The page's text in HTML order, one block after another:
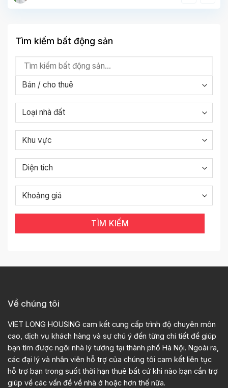
Tìm kiếm bất động sản
TÌM KIẾM
Về chúng tôi
VIET LONG HOUSING cam kết cung cấp trình độ chuyên môn
cao, dịch vụ khách hàng và sự chú ý đến từng chi tiết để giúp
bạn tìm được ngôi nhà lý tưởng tại thành phố Hà Nội. Ngoài ra,
các đại lý và nhân viên hỗ trợ của chúng tôi cam kết liên tục
hỗ trợ bạn trong suốt thời hạn thuê bất cứ khi nào bạn cần trợ
giúp về các vấn đề về nhà ở hoặc hơn thế nữa.